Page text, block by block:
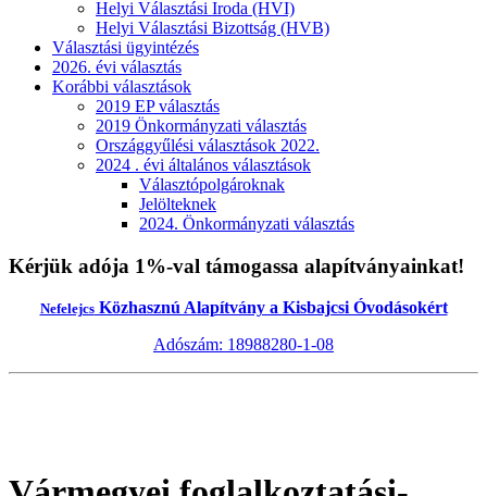
Helyi Választási Iroda (HVI)
Helyi Választási Bizottság (HVB)
Választási ügyintézés
2026. évi választás
Korábbi választások
2019 EP választás
2019 Önkormányzati választás
Országgyűlési választások 2022.
2024 . évi általános választások
Választópolgároknak
Jelölteknek
2024. Önkormányzati választás
Kérjük adója 1%-val támogassa alapítványainkat!
NefelejcsKözhasznú Alapítvány a Kisbajcsi Óvodásokért
Adószám: 18988280-1-08